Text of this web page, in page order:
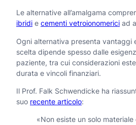
Le alternative all’amalgama
ibridi e cementi vetroionomerici ad
Ogni alternativa presenta vantaggi
scelta dipende spesso dalle
paziente, tra cui considerazioni
durata e vincoli finanziari.
Il Prof. Falk Schwendicke ha
suo recente articolo:
«Non esiste un solo